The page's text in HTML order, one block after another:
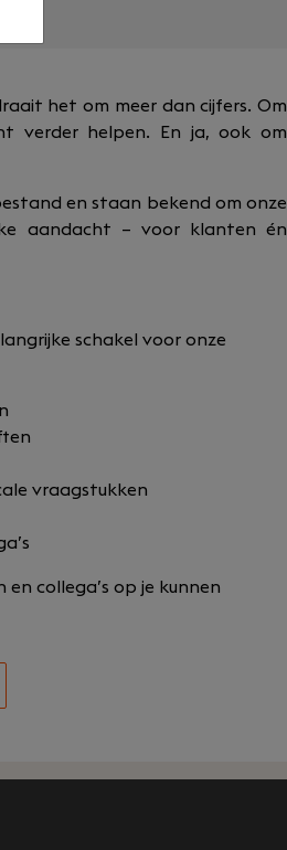
het om meer dan cijfers. Om
verder helpen. En ja, ook om
en staan bekend om onze
aandacht – voor klanten én
schakel voor onze
vraagstukken
collega’s op je kunnen